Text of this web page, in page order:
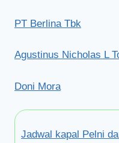
PT Berlina Tbk
Agustinus Nicholas L
Doni Mora
Jadwal kapal Pelni